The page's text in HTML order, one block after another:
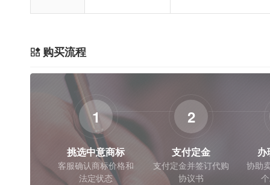
购买流程
1
挑选中意商标
客服确认商标价格和
法定状态
2
支付定金
支付定金并签订代购
协议书
办
协助